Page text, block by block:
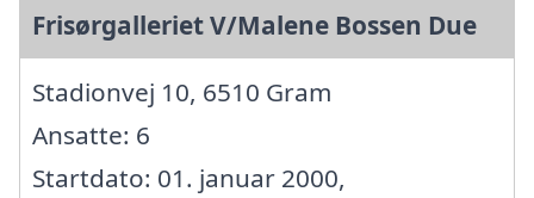
Frisørgalleriet V/Malene Bossen Due
Stadionvej 10, 6510 Gram
Ansatte: 6
Startdato: 01. januar 2000,